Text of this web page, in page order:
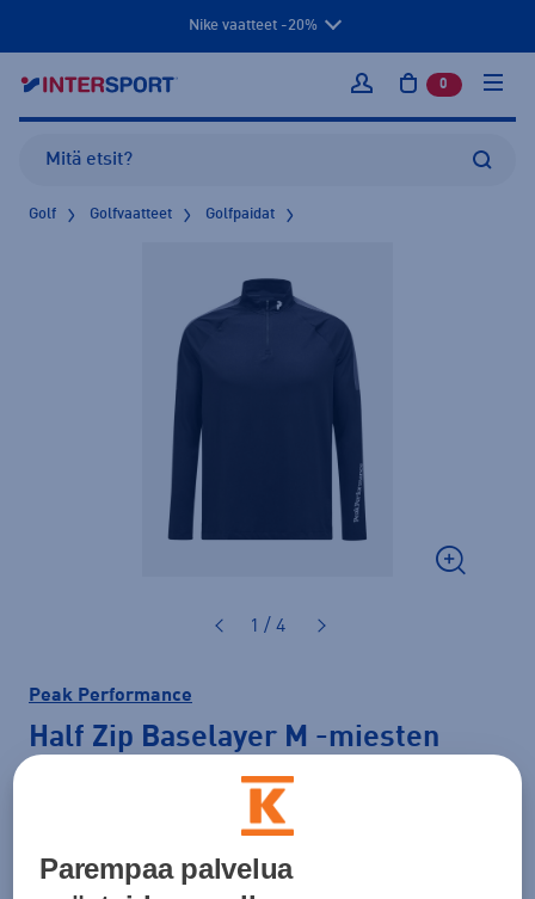
Nike vaatteet -20%
Kirjaudu sisään
0 tuotetta
Golf Golfvaatteet Golfpaidat
1 / 4
Peak Performance
Half Zip Baselayer M -miesten
pitkähihainen paita
Parempaa palvelua